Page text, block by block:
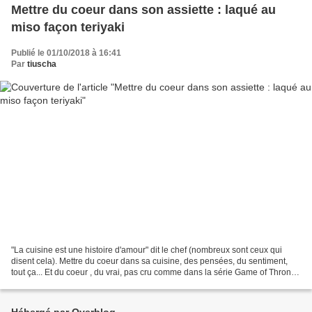
Mettre du coeur dans son assiette : laqué au
miso façon teriyaki
Publié le 01/10/2018 à 16:41
Par tiuscha
"La cuisine est une histoire d'amour" dit le chef (nombreux sont ceux qui
disent cela). Mettre du coeur dans sa cuisine, des pensées, du sentiment,
tout ça... Et du coeur , du vrai, pas cru comme dans la série Game of Thrones